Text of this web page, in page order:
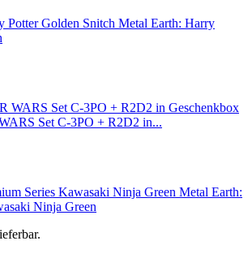
Metal Earth: Harry
Set C-3PO + R2D2 in...
Metal Earth:
Ninja Green